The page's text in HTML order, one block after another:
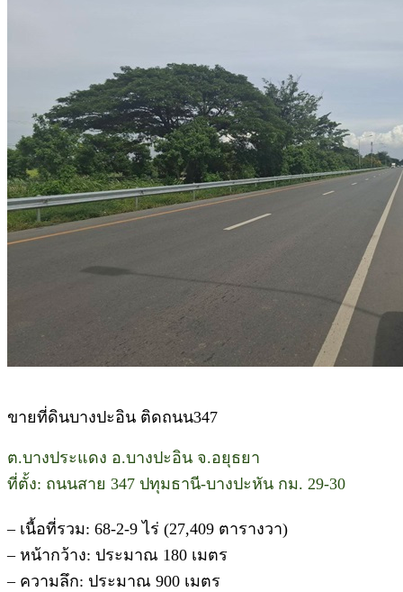
ขายที่ดินบางปะอิน ติดถนน347
ต.บางประแดง อ.บางปะอิน จ.อยุธยา
ที่ตั้ง: ถนนสาย 347 ปทุมธานี-บางปะหัน กม. 29-30
– เนื้อที่รวม: 68-2-9 ไร่ (27,409 ตารางวา)
– หน้ากว้าง: ประมาณ 180 เมตร
– ความลึก: ประมาณ 900 เมตร